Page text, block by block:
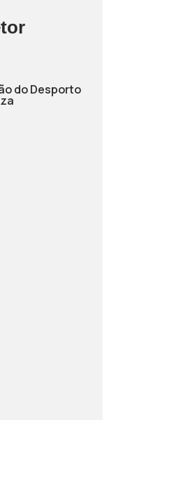
do Desporto